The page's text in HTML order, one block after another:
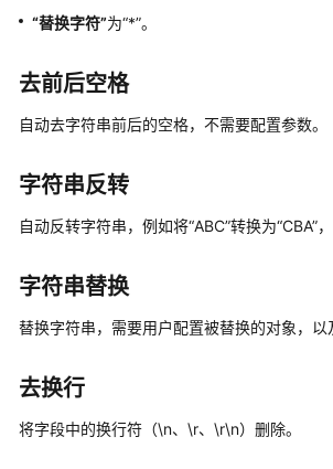
创
建
业
时
宏
量
用
析
优
迁
“替换字符”为“*”。
去前后空格
自动去字符串前后的空格，不需要配置参数。
字符串反转
自动反转字符串，例如将“ABC”转换为“CBA”
字符串替换
替换字符串，需要用户配置被替换的对象，以
去换行
将字段中的换行符（\n、\r、\r\n）删除。